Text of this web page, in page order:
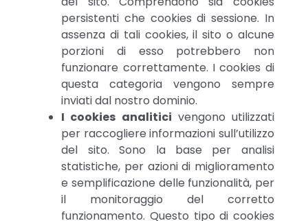
persistenti che cookies di sessione. In
assenza di tali cookies, il sito o alcune
porzioni di esso potrebbero non
funzionare correttamente. I cookies di
questa categoria vengono sempre
inviati dal nostro dominio.
I cookies analitici vengono utilizzati
per raccogliere informazioni sull’utilizzo
del sito. Sono la base per analisi
statistiche, per azioni di miglioramento
e semplificazione delle funzionalità, per
il monitoraggio del corretto
funzionamento. Questo tipo di cookies